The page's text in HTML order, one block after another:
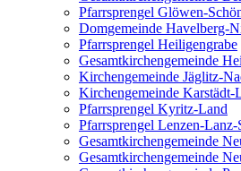
Pfarrsprengel Glöwen-
Domgemeinde Havelberg-
Pfarrsprengel Heiligengrabe
Gesamtkirchengemeinde
Kirchengemeinde Jäglitz-
Kirchengemeinde Karstädt-
Pfarrsprengel Kyritz-Land
Pfarrsprengel Lenzen-Lanz-
Gesamtkirchengemeinde
Gesamtkirchengemeinde